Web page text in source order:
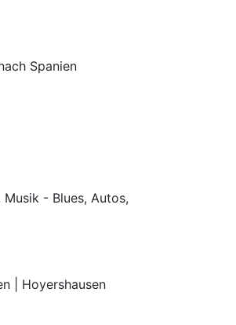
Spanien
- Blues, Autos,
| Hoyershausen